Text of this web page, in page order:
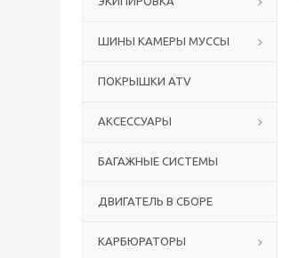
ШИНЫ КАМЕРЫ МУССЫ
ПОКРЫШКИ ATV
АКСЕССУАРЫ
БАГАЖНЫЕ СИСТЕМЫ
ДВИГАТЕЛЬ В СБОРЕ
КАРБЮРАТОРЫ